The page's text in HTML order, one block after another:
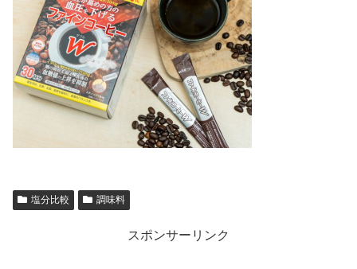
塩分比較 調味料
スポンサーリンク